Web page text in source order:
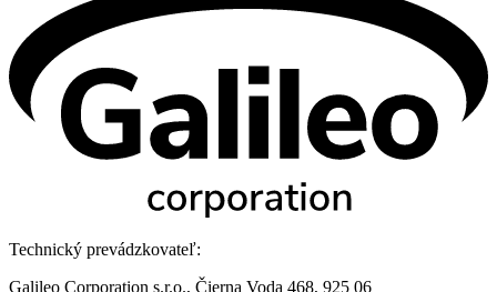
Technický prevádzkovateľ:
Galileo Corporation s.r.o., Čierna Voda 468, 925 06